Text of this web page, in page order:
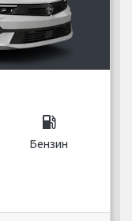
local_gas_station
Бензин